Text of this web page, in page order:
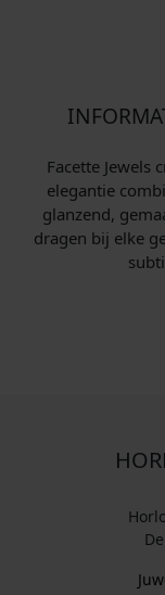
Facette Jewels
elegantie
glanzend,
dragen bij elke